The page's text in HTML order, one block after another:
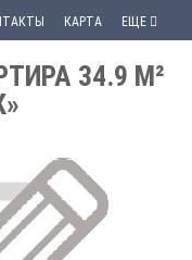
КАРТА ЕЩЕ
34.9 М²